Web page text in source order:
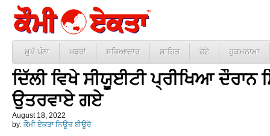
ਮੁਖੱ ਪੰਨਾ ਖ਼ਬਰਾਂ ਸਭਿਆਚਾਰ ਸਾਹਿਤ ਫੋਟੋ ਹੁਕਮਨਾਮਾ
ਦਿੱਲੀ ਵਿਖੇ ਸੀਯੂਈਟੀ ਪ੍ਰੀਖਿਆ
ਉਤਰਵਾਏ ਗਏ
August 18, 2022
by: ਕੌਮੀ ਏਕਤਾ ਨਿਊਜ਼ ਬੀਊਰੋ